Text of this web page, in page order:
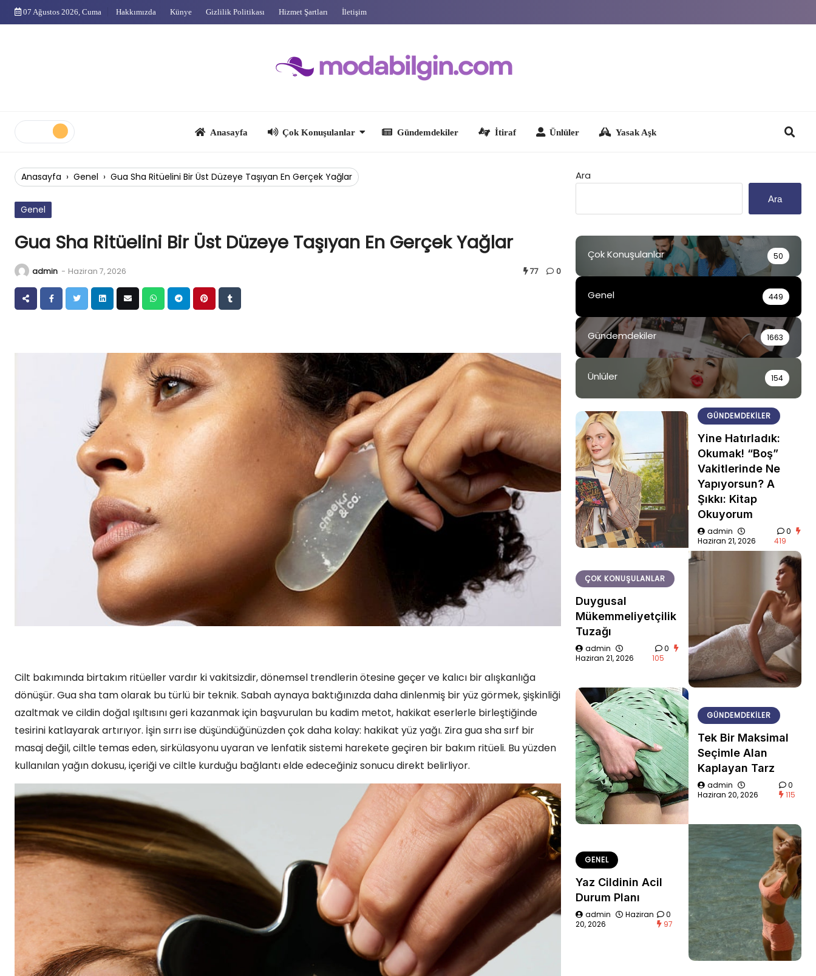
Skip
07 Ağustos 2026, Cuma Hakkımızda Künye Gizlilik Politikası Hizmet Şartları İletişim
Anasayfa › Genel › Gua Sha Ritüelini Bir Üst Düzeye Taşıyan En Gerçek Yağlar
Genel
Gua Sha Ritüelini Bir Üst Düzeye Taşıyan En Gerçek Yağlar
admin - Haziran 7, 2026 77 0
Cilt bakımında birtakım ritüeller vardır ki vakitsizdir, dönemsel trendlerin ötesine geçer ve kalıcı bir alışkanlığa
dönüşür. Gua sha tam olarak bu türlü bir teknik. Sabah aynaya baktığınızda daha dinlenmiş bir yüz görmek, şişkinliği
azaltmak ve cildin doğal ışıltısını geri kazanmak için başvurulan bu kadim metot, hakikat eserlerle birleştiğinde
tesirini katlayarak artırıyor. İşin sırrı ise düşündüğünüzden çok daha kolay: hakikat yüz yağı. Zira gua sha sırf bir
masaj değil, ciltle temas eden, sirkülasyonu uyaran ve lenfatik sistemi harekete geçiren bir bakım ritüeli. Bu yüzden
kullanılan yağın dokusu, içeriği ve ciltle kurduğu bağlantı elde edeceğiniz sonucu direkt belirliyor.
Ara
Ara
Çok Konuşulanlar 50
Genel 449
Gündemdekiler 1663
Ünlüler 154
GÜNDEMDEKILER
Yine Hatırladık:
Okumak! “Boş”
Vakitlerinde Ne
Yapıyorsun? A
Şıkkı: Kitap
Okuyorum
admin
Haziran 21, 2026
0
419
ÇOK KONUŞULANLAR
Duygusal
Mükemmeliyetçilik
Tuzağı
admin
Haziran 21, 2026
0
105
GÜNDEMDEKILER
Tek Bir Maksimal
Seçimle Alan
Kaplayan Tarz
admin
Haziran 20, 2026
0
115
GENEL
Yaz Cildinin Acil
Durum Planı
admin
Haziran
20, 2026
0
97